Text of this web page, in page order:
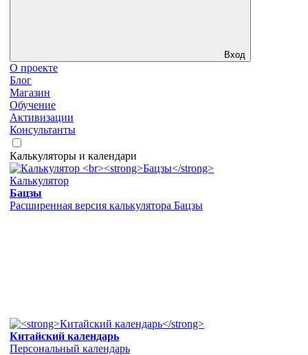
Вход
О проекте
Блог
Магазин
Обучение
Активизации
Консультанты
Калькуляторы и календари
Калькулятор
Бацзы
Расширенная версия калькулятора Бацзы
Китайский календарь
Персональный календарь